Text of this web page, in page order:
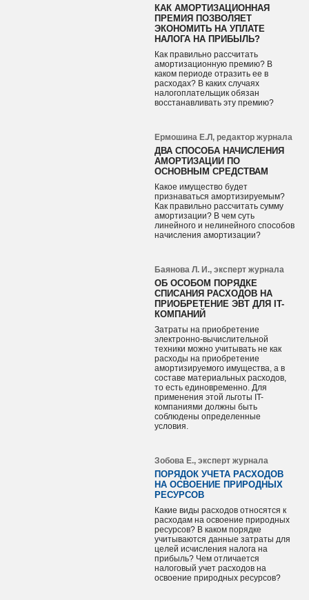
КАК АМОРТИЗАЦИОННАЯ
ПРЕМИЯ ПОЗВОЛЯЕТ
ЭКОНОМИТЬ НА УПЛАТЕ
НАЛОГА НА ПРИБЫЛЬ?
Как правильно рассчитать
амортизационную премию? В
каком периоде отразить ее в
расходах? В каких случаях
налогоплательщик обязан
восстанавливать эту премию?
Ермошина Е.Л, редактор журнала
ДВА СПОСОБА НАЧИСЛЕНИЯ
АМОРТИЗАЦИИ ПО
ОСНОВНЫМ СРЕДСТВАМ
Какое имущество будет
признаваться амортизируемым?
Как правильно рассчитать сумму
амортизации? В чем суть
линейного и нелинейного способов
начисления амортизации?
Баянова Л. И., эксперт журнала
ОБ ОСОБОМ ПОРЯДКЕ
СПИСАНИЯ РАСХОДОВ НА
ПРИОБРЕТЕНИЕ ЭВТ ДЛЯ IT-
КОМПАНИЙ
Затраты на приобретение
электронно-вычислительной
техники можно учитывать не как
расходы на приобретение
амортизируемого имущества, а в
составе материальных расходов,
то есть единовременно. Для
применения этой льготы IT-
компаниями должны быть
соблюдены определенные
условия.
Зобова Е., эксперт журнала
ПОРЯДОК УЧЕТА РАСХОДОВ
НА ОСВОЕНИЕ ПРИРОДНЫХ
РЕСУРСОВ
Какие виды расходов относятся к
расходам на освоение природных
ресурсов? В каком порядке
учитываются данные затраты для
целей исчисления налога на
прибыль? Чем отличается
налоговый учет расходов на
освоение природных ресурсов?